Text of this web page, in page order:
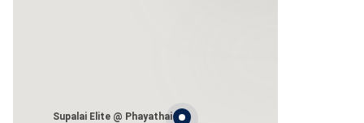
Supalai Elite @ Phayathai